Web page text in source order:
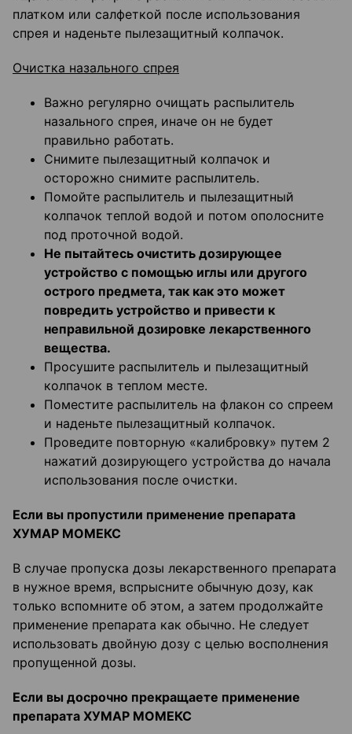
платком или салфеткой после использования
спрея и наденьте пылезащитный колпачок.
Очистка назального спрея
Важно регулярно очищать распылитель
назального спрея, иначе он не будет
правильно работать.
Снимите пылезащитный колпачок и
осторожно снимите распылитель.
Помойте распылитель и пылезащитный
колпачок теплой водой и потом ополосните
под проточной водой.
Не пытайтесь очистить дозирующее
устройство с помощью иглы или другого
острого предмета, так как это может
повредить устройство и привести к
неправильной дозировке лекарственного
вещества.
Просушите распылитель и пылезащитный
колпачок в теплом месте.
Поместите распылитель на флакон со спреем
и наденьте пылезащитный колпачок.
Проведите повторную «калибровку» путем 2
нажатий дозирующего устройства до начала
использования после очистки.
Если вы пропустили применение препарата
ХУМАР МОМЕКС
В случае пропуска дозы лекарственного препарата
в нужное время, вспрысните обычную дозу, как
только вспомните об этом, а затем продолжайте
применение препарата как обычно. Не следует
использовать двойную дозу с целью восполнения
пропущенной дозы.
Если вы досрочно прекращаете применение
препарата ХУМАР МОМЕКС